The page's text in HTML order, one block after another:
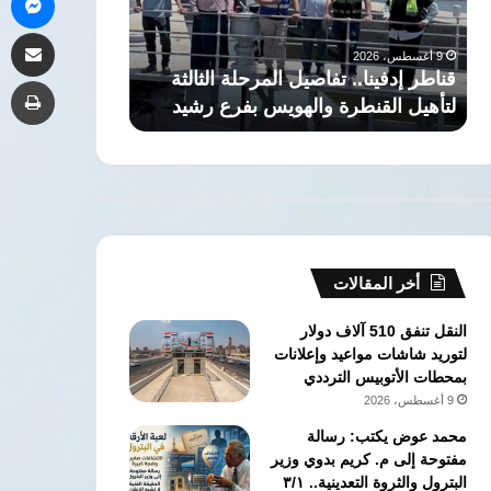
لتأهيل
القنطرة
والهويس
بفرع
رشيد
9 أغسطس، 2026
قناطر إدفينا.. تفاصيل المرحلة الثالثة
لتأهيل القنطرة والهويس بفرع رشيد
تطالب
بعدم
القديم
اليوم..
تطالب بعدم
الإيجار القديم
أخر المقالات
النقل تنفق 510 آلاف دولار
لتوريد شاشات مواعيد وإعلانات
بمحطات الأتوبيس الترددي
9 أغسطس، 2026
محمد عوض يكتب: رسالة
مفتوحة إلى م. كريم بدوي وزير
البترول والثروة التعدينية.. ٣/١